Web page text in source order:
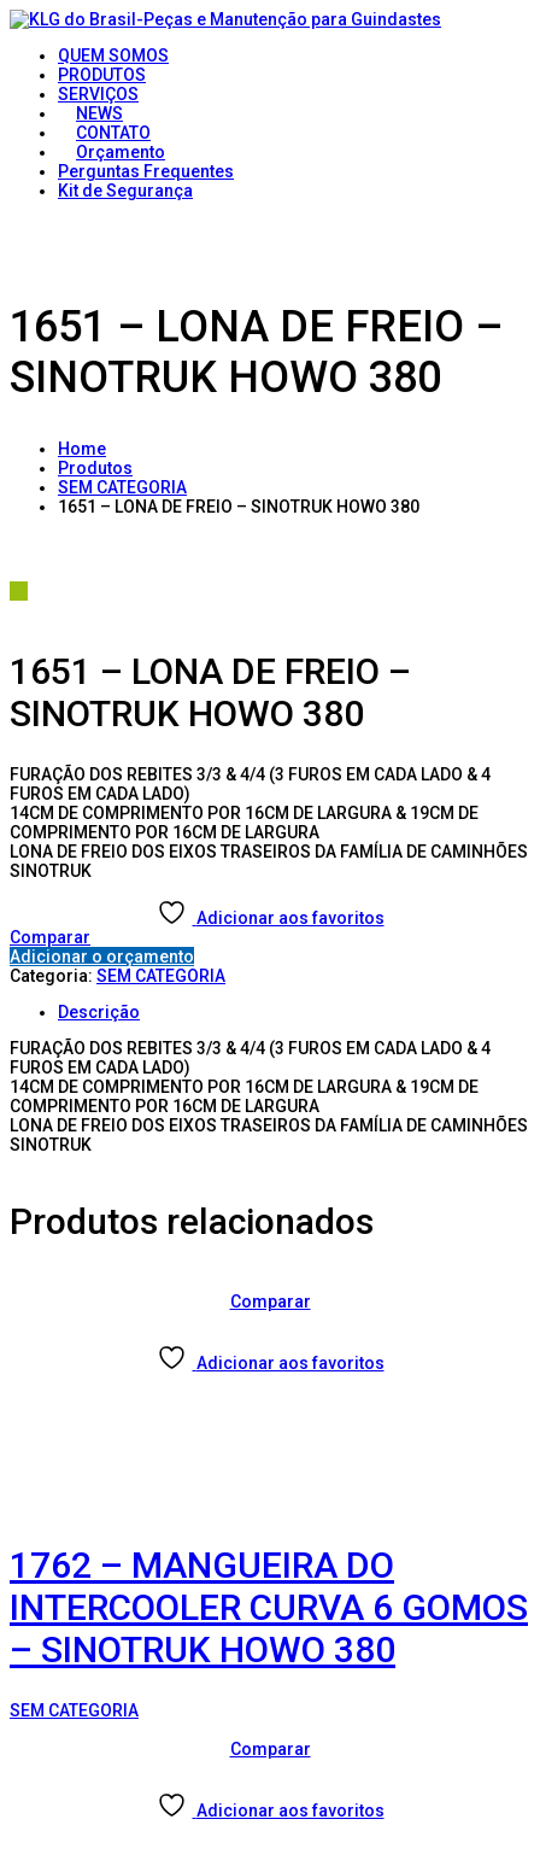
QUEM SOMOS
PRODUTOS
SERVIÇOS
NEWS
CONTATO
Orçamento
Perguntas Frequentes
Kit de Segurança
1651 – LONA DE FREIO –
SINOTRUK HOWO 380
Home
Produtos
SEM CATEGORIA
1651 – LONA DE FREIO – SINOTRUK HOWO 380
1651 – LONA DE FREIO –
SINOTRUK HOWO 380
FURAÇÃO DOS REBITES 3/3 & 4/4 (3 FUROS EM CADA LADO & 4
FUROS EM CADA LADO)
14CM DE COMPRIMENTO POR 16CM DE LARGURA & 19CM DE
COMPRIMENTO POR 16CM DE LARGURA
LONA DE FREIO DOS EIXOS TRASEIROS DA FAMÍLIA DE CAMINHÕES
SINOTRUK
Adicionar aos favoritos
Comparar
Adicionar o orçamento
Categoria: SEM CATEGORIA
Descrição
FURAÇÃO DOS REBITES 3/3 & 4/4 (3 FUROS EM CADA LADO & 4
FUROS EM CADA LADO)
14CM DE COMPRIMENTO POR 16CM DE LARGURA & 19CM DE
COMPRIMENTO POR 16CM DE LARGURA
LONA DE FREIO DOS EIXOS TRASEIROS DA FAMÍLIA DE CAMINHÕES
SINOTRUK
Produtos relacionados
Comparar
Adicionar aos favoritos
1762 – MANGUEIRA DO
INTERCOOLER CURVA 6 GOMOS
– SINOTRUK HOWO 380
SEM CATEGORIA
Comparar
Adicionar aos favoritos